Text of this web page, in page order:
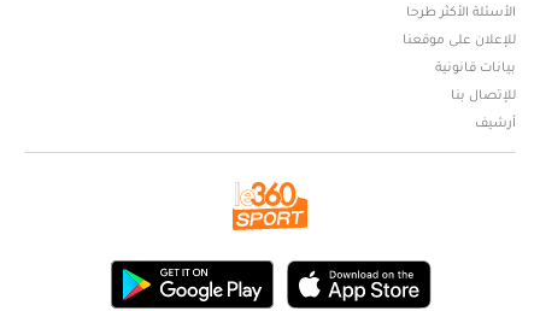
الأسئلة الأكثر طرحا
للإعلان على موقعنا
بيانات قانونية
للإتصال بنا
أرشيف